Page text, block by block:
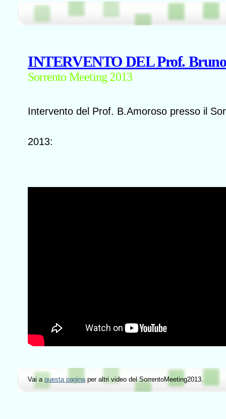
INTERVENTO DEL Prof.
Sorrento Meeting 2013
Intervento del Prof. B.Amoroso presso il
2013:
Vai a questa paginaper altri video del SorrentoMeeting2013.